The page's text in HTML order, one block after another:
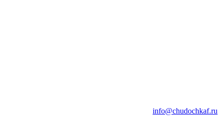
info@chudochkaf.ru